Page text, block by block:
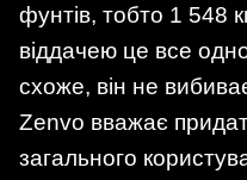
фунтів, тобто 1 548
віддачею це все
схоже, він не
Zenvo вважає
загального